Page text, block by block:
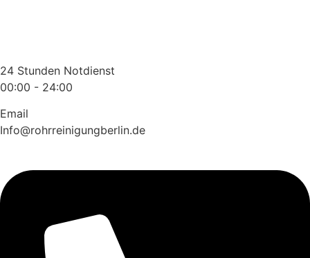
24 Stunden Notdienst
00:00 - 24:00
Email
Info@rohrreinigungberlin.de